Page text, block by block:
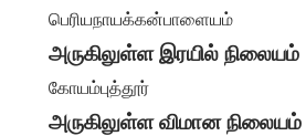
பெரியநாயக்கன்பாளையம்
அருகிலுள்ள இரயில் நிலையம்
கோயம்புத்தூர்
அருகிலுள்ள விமான நிலையம்